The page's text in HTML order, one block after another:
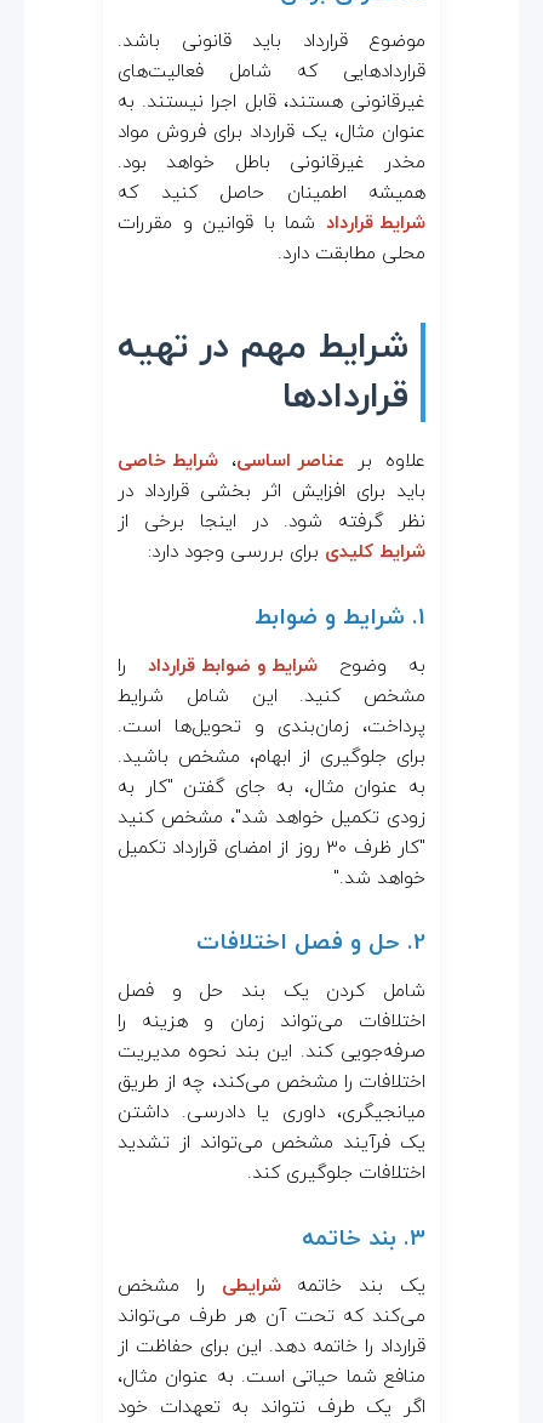
موضوع قرارداد باید قانونی باشد.
قراردادهایی که شامل فعالیت‌های
غیرقانونی هستند، قابل اجرا نیستند. به
عنوان مثال، یک قرارداد برای فروش مواد
مخدر غیرقانونی باطل خواهد بود.
همیشه اطمینان حاصل کنید که
شرایط قرارداد شما با قوانین و مقررات
محلی مطابقت دارد.
شرایط مهم در تهیه
قراردادها
علاوه بر عناصر اساسی، شرایط خاصی
باید برای افزایش اثر بخشی قرارداد در
نظر گرفته شود. در اینجا برخی از
شرایط کلیدی برای بررسی وجود دارد:
1. شرایط و ضوابط
به وضوح شرایط و ضوابط قرارداد را
مشخص کنید. این شامل شرایط
پرداخت، زمان‌بندی و تحویل‌ها است.
برای جلوگیری از ابهام، مشخص باشید.
به عنوان مثال، به جای گفتن "کار به
زودی تکمیل خواهد شد"، مشخص کنید
"کار ظرف 30 روز از امضای قرارداد تکمیل
خواهد شد."
2. حل و فصل اختلافات
شامل کردن یک بند حل و فصل
اختلافات می‌تواند زمان و هزینه را
صرفه‌جویی کند. این بند نحوه مدیریت
اختلافات را مشخص می‌کند، چه از طریق
میانجیگری، داوری یا دادرسی. داشتن
یک فرآیند مشخص می‌تواند از تشدید
اختلافات جلوگیری کند.
3. بند خاتمه
یک بند خاتمهشرایطی را مشخص
می‌کند که تحت آن هر طرف می‌تواند
قرارداد را خاتمه دهد. این برای حفاظت از
منافع شما حیاتی است. به عنوان مثال،
اگر یک طرف نتواند به تعهدات خود